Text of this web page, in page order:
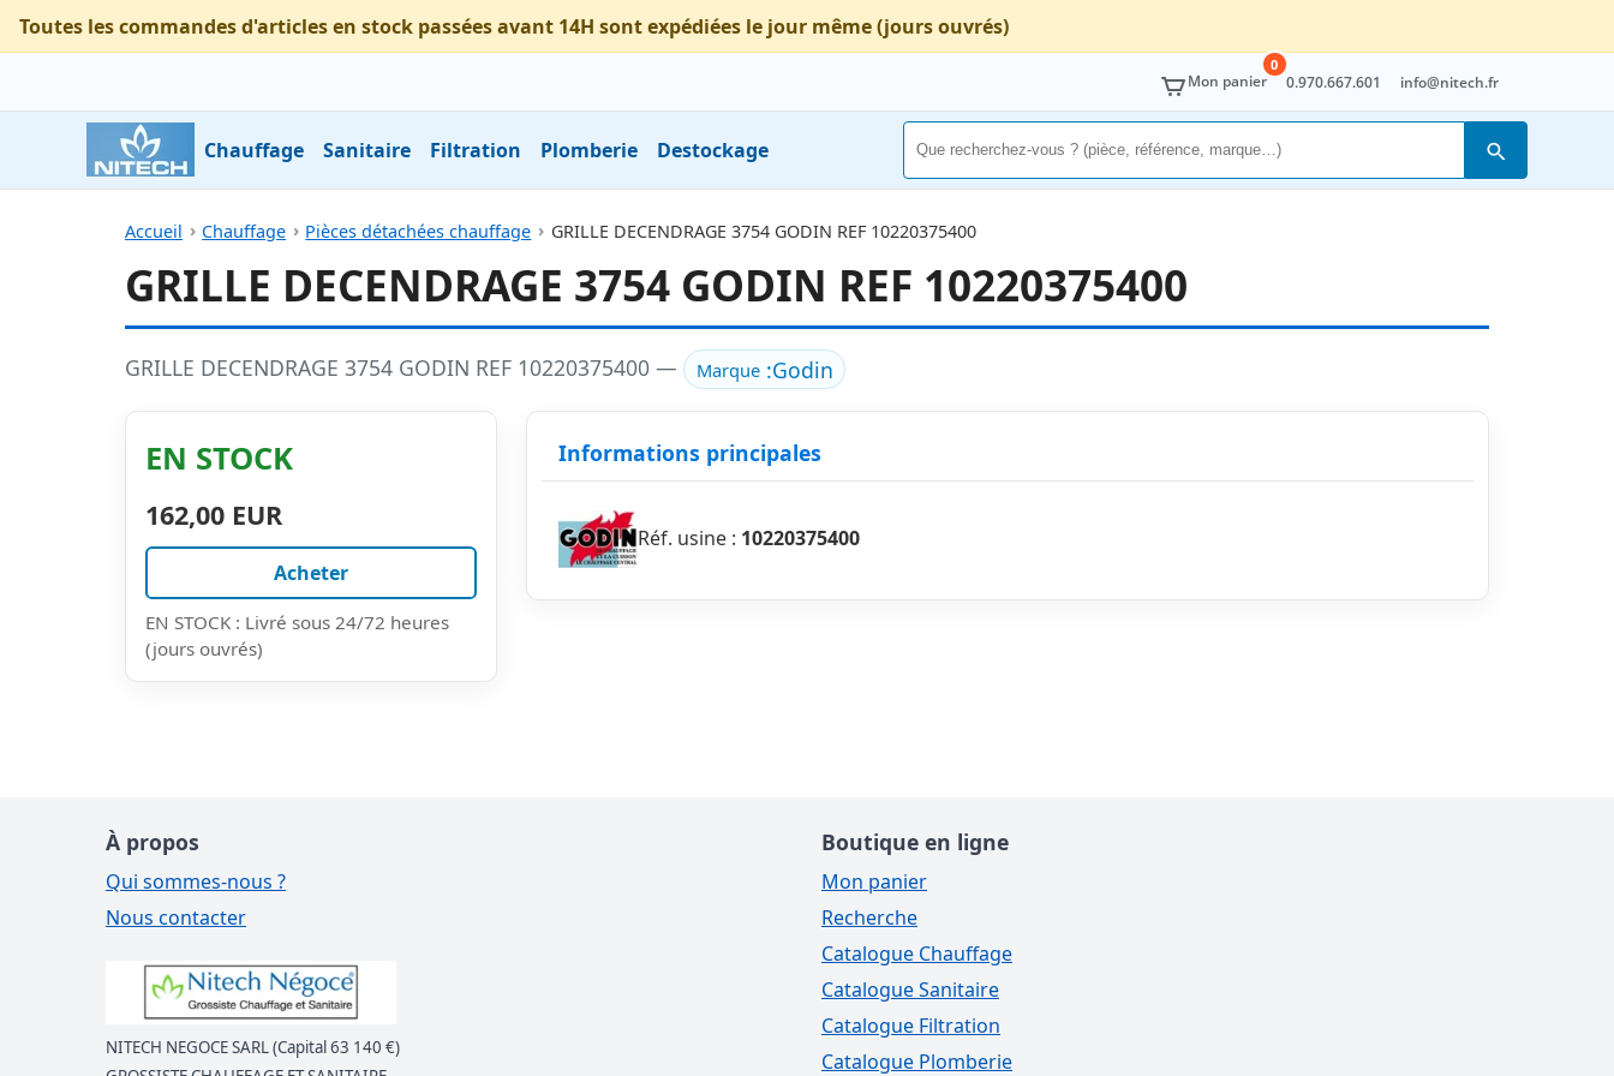
Toutes les commandes d'articles en stock passées avant 14H sont expédiées le jour même (jours ouvrés)
Mon panier
0
0.970.667.601 info@nitech.fr
Chauffage Sanitaire Filtration Plomberie Destockage
Rechercher
Accueil Chauffage Pièces détachées chauffage GRILLE DECENDRAGE 3754 GODIN REF 10220375400
GRILLE DECENDRAGE 3754 GODIN REF 10220375400
GRILLE DECENDRAGE 3754 GODIN REF 10220375400 — Marque:Godin
EN STOCK
162,00 EUR
Acheter
EN STOCK : Livré sous 24/72 heures
(jours ouvrés)
Informations principales
Réf. usine : 10220375400
À propos
Qui sommes-nous ?
Nous contacter
NITECH NEGOCE SARL (Capital 63 140 €)
Boutique en ligne
Mon panier
Recherche
Catalogue Chauffage
Catalogue Sanitaire
Catalogue Filtration
Catalogue Plomberie